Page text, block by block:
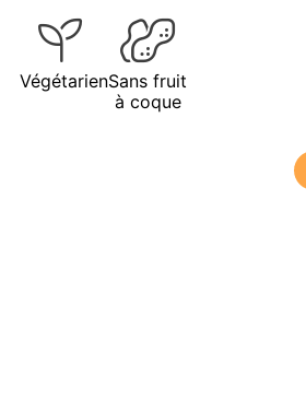
VégétarienSans fruit
à coque